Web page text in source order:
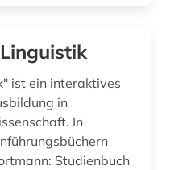
ist ein interaktives
in
In
Studienbuch